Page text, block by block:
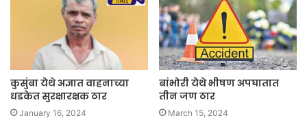
कुसुंबा येथे अज्ञात वाहनाच्या
धडकेत सुरक्षारक्षक ठार
January 16, 2024
बांभोरी येथे भीषण अपघातात
तीन जण ठार
March 15, 2024